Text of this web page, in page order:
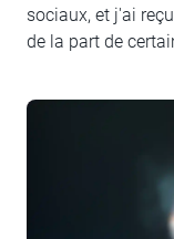
sociaux, et j'ai
de la part de